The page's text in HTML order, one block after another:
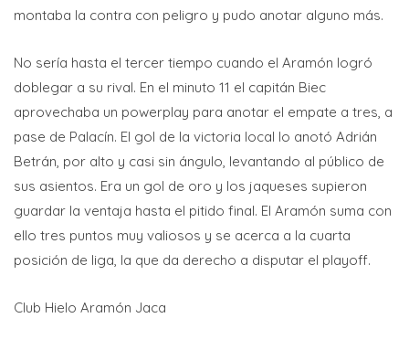
montaba la contra con peligro y pudo anotar alguno más.
No sería hasta el tercer tiempo cuando el Aramón logró
doblegar a su rival. En el minuto 11 el capitán Biec
aprovechaba un powerplay para anotar el empate a tres, a
pase de Palacín. El gol de la victoria local lo anotó Adrián
Betrán, por alto y casi sin ángulo, levantando al público de
sus asientos. Era un gol de oro y los jaqueses supieron
guardar la ventaja hasta el pitido final. El Aramón suma con
ello tres puntos muy valiosos y se acerca a la cuarta
posición de liga, la que da derecho a disputar el playoff.
Club Hielo Aramón Jaca